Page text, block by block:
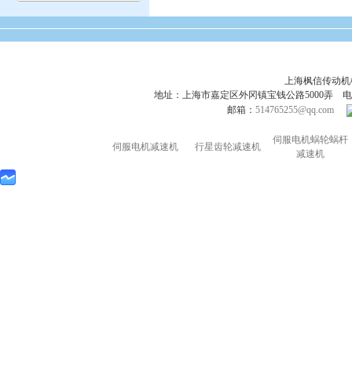
上海枫信传动
地址：上海市嘉定区外冈镇宝钱公路5000弄 电
邮箱：514765255@qq.com
伺服电机减速机 行星齿轮减速机
伺服电机蜗轮蜗杆
减速机